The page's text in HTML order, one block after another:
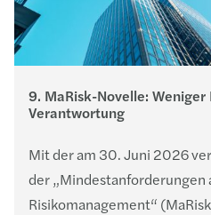
9. MaRisk-Novelle:
Verantwortung
Mit der am 30. Juni 2026
der „Mindestanforderungen
Risikomanagement“